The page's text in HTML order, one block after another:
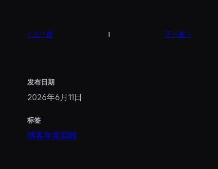
< 上一篇 | 下一篇 >
发布日期
2026年6月11日
标签
博客年度回顾